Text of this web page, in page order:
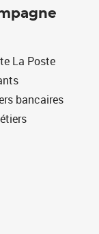
La Poste
bancaires